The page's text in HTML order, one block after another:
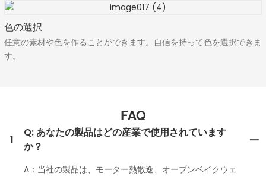
色の選択
任意の素材や色を作ることができます。自信を持って色を選択できま
す。
FAQ
1
Q: あなたの製品はどの産業で使用されています
か？
A：当社の製品は、モーター熱散逸、オーブンベイクウェ